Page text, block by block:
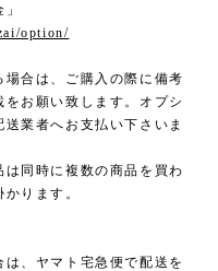
option/
合は、ご購入の際に備考
お願い致します。オプシ
業者へお支払い下さいま
同時に複数の商品を買わ
ります。
、ヤマト宅急便で配送を